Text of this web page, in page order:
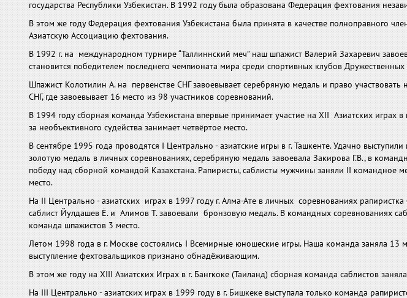
государства Республики Узбекистан. В 1992 году была образована Федерация фехтования
В этом же году Федерация фехтования Узбекистана была принята в качестве полноправного
Азиатскую Ассоциацию фехтования.
В 1992 г. на международном турнире “Таллиннский меч” наш шпажист Валерий Захаревич
становится победителем последнего чемпионата мира среди спортивных клубов
Шпажист Колотилин А. на первенстве СНГ завоевывает серебряную медаль и право
СНГ, где завоевывает 16 место из 98 участников соревнований.
В 1994 году сборная команда Узбекистана впервые принимает участие на XII Азиатских играх
за необъективного судейства занимает четвёртое место.
В сентябре 1995 года проводятся I Центрально - азиатские игры в г. Ташкенте. Удачно
золотую медаль в личных соревнованиях, серебряную медаль завоевала Закирова Г.В., в
победу над сборной командой Казахстана. Рапиристы, саблисты мужчины заняли II командное
место.
На II Центрально - азиатских играх в 1997 году г. Алма-Ате в личных соревнованиях
саблист Йулдашев Ё. и Алимов Т. завоевали бронзовую медаль. В командных соревнованиях
команда шпажистов 3 место.
Летом 1998 года в г. Москве состоялись I Всемирные юношеские игры. Наша команда заняла 13
выступление фехтовальщиков признано обнадёживающим.
В этом же году на XIII Азиатских Играх в г. Бангкоке (Таиланд) сборная команда саблистов
На III Центрально - азиатских играх в 1999 году в г. Бишкеке выступала только команда